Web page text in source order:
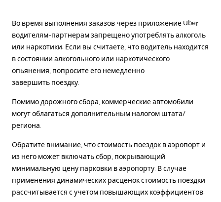
Во время выполнения заказов через приложение Uber
водителям-партнерам запрещено употреблять алкоголь
или наркотики. Если вы считаете, что водитель находится
в состоянии алкогольного или наркотического
опьянения, попросите его немедленно
завершить поездку.
Помимо дорожного сбора, коммерческие автомобили
могут облагаться дополнительным налогом штата/
региона.
Обратите внимание, что стоимость поездок в аэропорт и
из него может включать сбор, покрывающий
минимальную цену парковки в аэропорту. В случае
применения динамических расценок стоимость поездки
рассчитывается с учетом повышающих коэффициентов.